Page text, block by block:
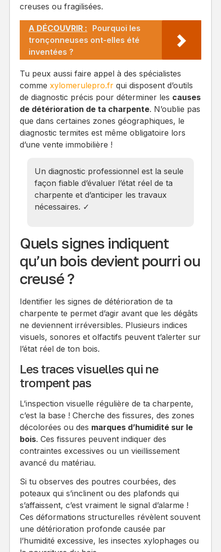
creuses ou fragilisées.
A DÉCOUVRIR : Pourquoi les
tronçonneuses ont-elles été
inventées ?
Tu peux aussi faire appel à des spécialistes
comme xylomerulepro.fr qui disposent d’outils
de diagnostic précis pour déterminer les causes
de détérioration de ta charpente. N’oublie pas
que dans certaines zones géographiques, le
diagnostic termites est même obligatoire lors
d’une vente immobilière !
Un diagnostic professionnel est la seule
façon fiable d’évaluer l’état réel de ta
charpente et d’anticiper les travaux
nécessaires. ✓
Quels signes indiquent
qu’un bois devient pourri ou
creusé ?
Identifier les signes de détérioration de ta
charpente te permet d’agir avant que les dégâts
ne deviennent irréversibles. Plusieurs indices
visuels, sonores et olfactifs peuvent t’alerter sur
l’état réel de ton bois.
Les traces visuelles qui ne
trompent pas
L’inspection visuelle régulière de ta charpente,
c’est la base ! Cherche des fissures, des zones
décolorées ou des marques d’humidité sur le
bois. Ces fissures peuvent indiquer des
contraintes excessives ou un vieillissement
avancé du matériau.
Si tu observes des poutres courbées, des
poteaux qui s’inclinent ou des plafonds qui
s’affaissent, c’est vraiment le signal d’alarme !
Ces déformations structurelles révèlent souvent
une détérioration profonde causée par
l’humidité excessive, les insectes xylophages ou